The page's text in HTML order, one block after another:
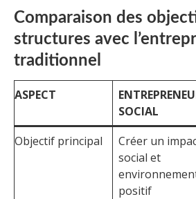
Comparaison des
structures avec
traditionnel
ASPECT
SOCIAL
Objectif principal
Créer un
social et
positif